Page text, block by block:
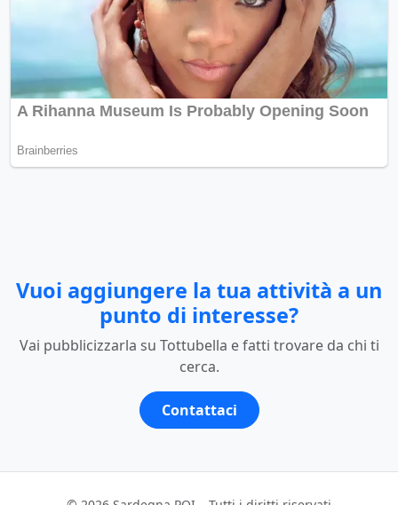
Vuoi aggiungere la tua attività a un
punto di interesse?
Vai pubblicizzarla su Tottubella e fatti trovare da chi ti
cerca.
Contattaci